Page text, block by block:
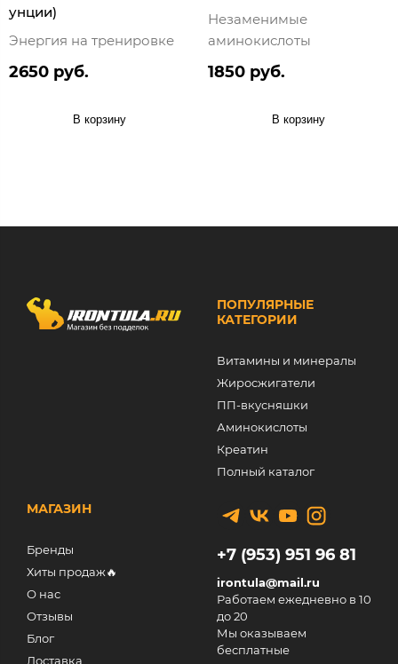
унции)
Энергия на тренировке
2650 руб.
В корзину
Незаменимые
аминокислоты
1850 руб.
В корзину
ПОПУЛЯРНЫЕ
КАТЕГОРИИ
Витамины и минералы
Жиросжигатели
ПП-вкусняшки
Аминокислоты
Креатин
Полный каталог
МАГАЗИН
Бренды
Хиты продаж🔥
О нас
Отзывы
Блог
Доставка
+7 (953) 951 96 81
irontula@mail.ru
Работаем ежедневно в 10
до 20
Мы оказываем
бесплатные